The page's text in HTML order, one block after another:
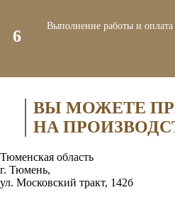
6
Выполнение работы и
ВЫ МОЖЕТЕ
НА
Тюменская область
г. Тюмень,
ул. Московский тракт, 142б